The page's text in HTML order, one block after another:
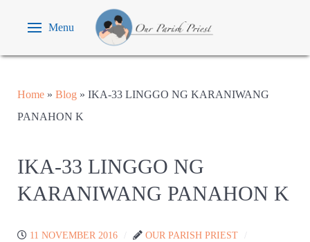
Menu
Home » Blog » IKA-33 LINGGO NG KARANIWANG
PANAHON K
IKA-33 LINGGO NG
KARANIWANG PANAHON K
11 NOVEMBER 2016 OUR PARISH PRIEST